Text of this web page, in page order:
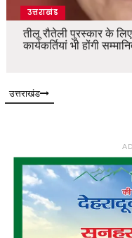
उत्तराखंड
तीलू रौतेली पुरस्कार के
कार्यकर्तियां भी होंगी
उत्तराखंड